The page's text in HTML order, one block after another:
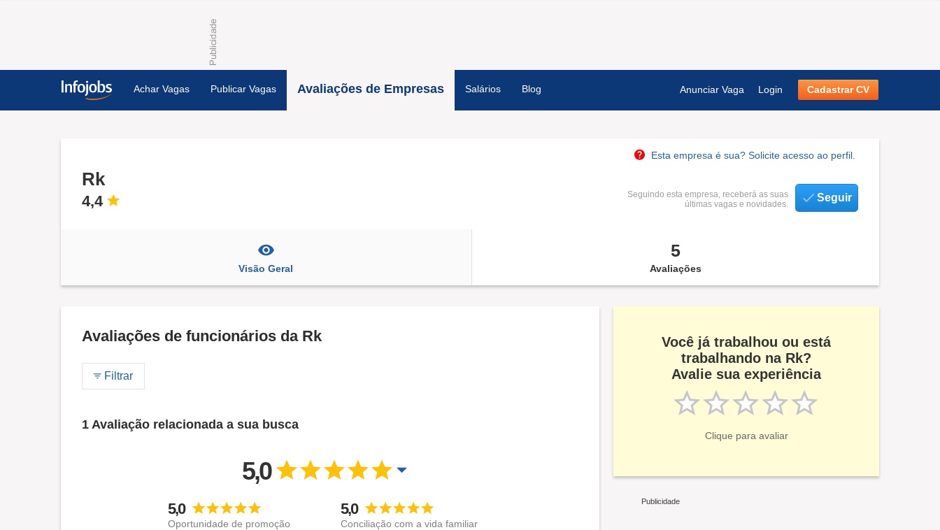
Achar Vagas Publicar Vagas Avaliações de Empresas Salários Blog Anunciar Vaga Login Cadastrar CV
Esta empresa é sua? Solicite acesso ao perfil.
Rk
4,4
Seguindo esta empresa, receberá as suas
últimas vagas e novidades.
Seguir
Visão Geral
5
Avaliações
Avaliações de funcionários da Rk
Filtrar
1 Avaliação relacionada a sua busca
5,0
5,0
Oportunidade de promoção
5,0
Conciliação com a vida familiar
Você já trabalhou ou está
trabalhando na Rk?
Avalie sua experiência
Clique para avaliar